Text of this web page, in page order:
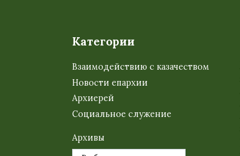
Категории
Взаимодействию с казачеством
Новости епархии
Архиерей
Социальное служение
Архивы